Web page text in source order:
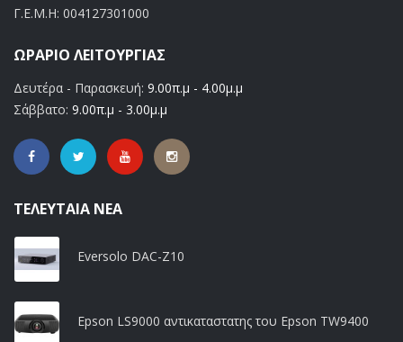
Γ.Ε.Μ.Η: 004127301000
ΩΡΆΡΙΟ ΛΕΙΤΟΥΡΓΊΑΣ
Δευτέρα - Παρασκευή: 9.00π.μ - 4.00μ.μ
Σάββατο: 9.00π.μ - 3.00μ.μ
ΤΕΛΕΥΤΑΊΑ ΝΈΑ
Eversolo DAC-Z10
Epson LS9000 αντικαταστατης του Epson TW9400